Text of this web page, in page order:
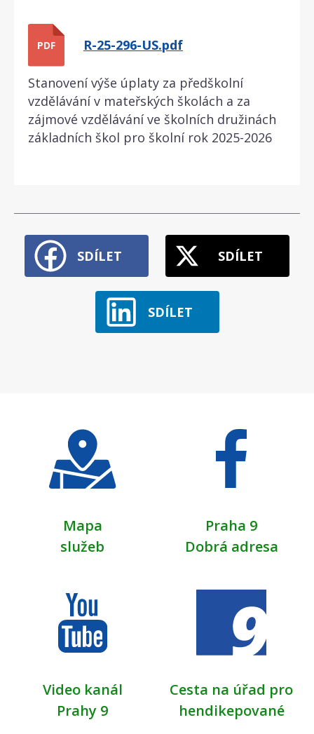
PDF R-25-296-US.pdf
Stanovení výše úplaty za předškolní
vzdělávání v mateřských školách a za
zájmové vzdělávání ve školních družinách
základních škol pro školní rok 2025-2026
SDÍLET SDÍLET
SDÍLET
Mapa
služeb
Praha 9
Dobrá adresa
Video kanál
Prahy 9
Cesta na úřad pro
hendikepované